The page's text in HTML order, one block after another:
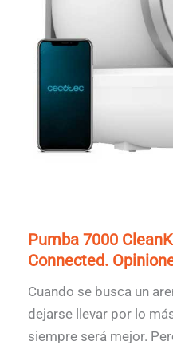
Pumba 7000
Connected.
Cuando se busca un
dejarse llevar por lo
siempre será mejor.